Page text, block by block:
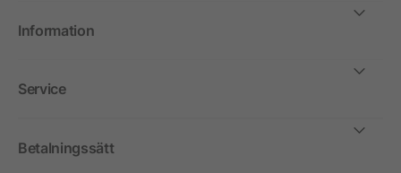
Information
Service
Betalningssätt